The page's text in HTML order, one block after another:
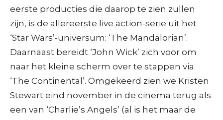
eerste producties die daarop te zien zullen
zijn, is de allereerste live action-serie uit het
‘Star Wars’-universum: ‘The Mandalorian’.
Daarnaast bereidt ‘John Wick’ zich voor om
naar het kleine scherm over te stappen via
‘The Continental’. Omgekeerd zien we Kristen
Stewart eind november in de cinema terug als
een van ‘Charlie’s Angels’ (al is het maar de